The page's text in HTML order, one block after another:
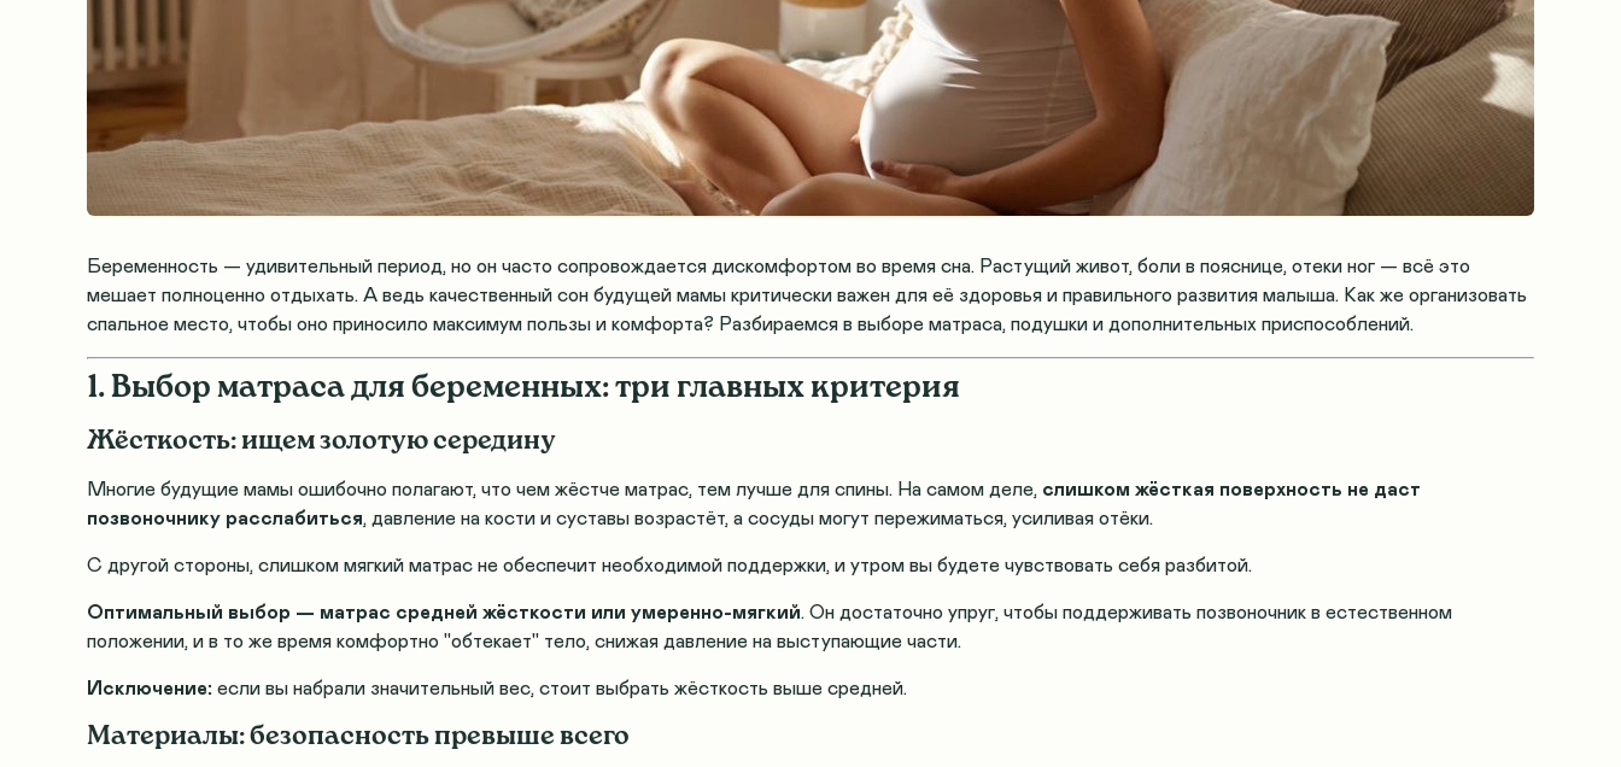
Беременность — удивительный период, но он часто сопровождается дискомфортом во время сна. Растущий живот, боли в пояснице, отеки ног — всё это
мешает полноценно отдыхать. А ведь качественный сон будущей мамы критически важен для её здоровья и правильного развития малыша. Как же организовать
спальное место, чтобы оно приносило максимум пользы и комфорта? Разбираемся в выборе матраса, подушки и дополнительных приспособлений.
1. Выбор матраса для беременных: три главных критерия
Жёсткость: ищем золотую середину
Многие будущие мамы ошибочно полагают, что чем жёстче матрас, тем лучше для спины. На самом деле, слишком жёсткая поверхность не даст
позвоночнику расслабиться, давление на кости и суставы возрастёт, а сосуды могут пережиматься, усиливая отёки.
С другой стороны, слишком мягкий матрас не обеспечит необходимой поддержки, и утром вы будете чувствовать себя разбитой.
Оптимальный выбор — матрас средней жёсткости или умеренно-мягкий. Он достаточно упруг, чтобы поддерживать позвоночник в естественном
положении, и в то же время комфортно "обтекает" тело, снижая давление на выступающие части.
Исключение: если вы набрали значительный вес, стоит выбрать жёсткость выше средней.
Материалы: безопасность превыше всего